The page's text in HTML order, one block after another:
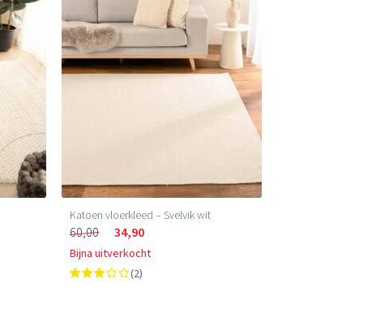
Katoen vloerkleed – Svelvik wit
60,00 34,90
Bijna uitverkocht
(2)